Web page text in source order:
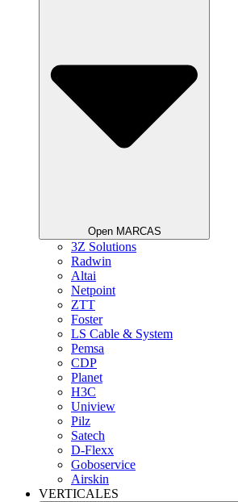
Open MARCAS
3Z Solutions
Radwin
Altai
Netpoint
ZTT
Foster
LS Cable & System
Pemsa
CDP
Planet
H3C
Uniview
Pilz
Satech
D-Flexx
Goboservice
Airskin
VERTICALES